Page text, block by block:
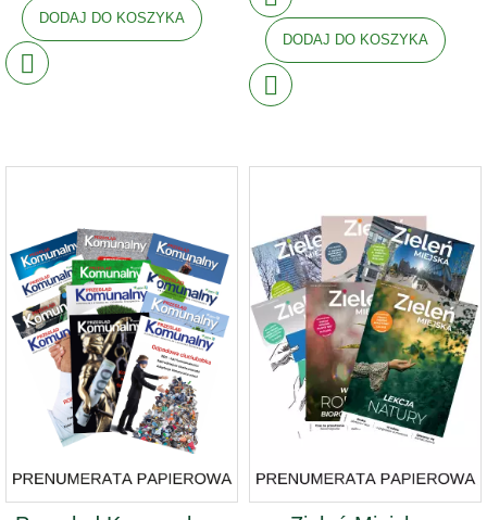
DODAJ DO KOSZYKA
DODAJ DO KOSZYKA